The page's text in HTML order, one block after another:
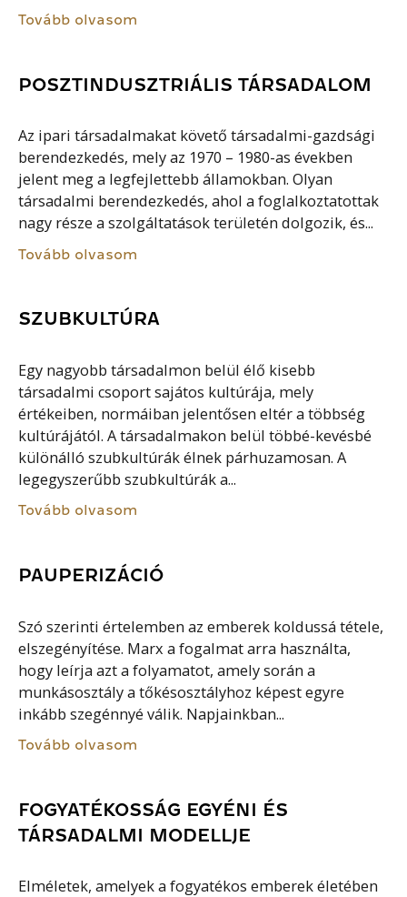
Tovább olvasom
POSZTINDUSZTRIÁLIS TÁRSADALOM
Az ipari társadalmakat követő társadalmi-gazdsági
berendezkedés, mely az 1970 – 1980-as években
jelent meg a legfejlettebb államokban. Olyan
társadalmi berendezkedés, ahol a foglalkoztatottak
nagy része a szolgáltatások területén dolgozik, és...
Tovább olvasom
SZUBKULTÚRA
Egy nagyobb társadalmon belül élő kisebb
társadalmi csoport sajátos kultúrája, mely
értékeiben, normáiban jelentősen eltér a többség
kultúrájától. A társadalmakon belül többé-kevésbé
különálló szubkultúrák élnek párhuzamosan. A
legegyszerűbb szubkultúrák a...
Tovább olvasom
PAUPERIZÁCIÓ
Szó szerinti értelemben az emberek koldussá tétele,
elszegényítése. Marx a fogalmat arra használta,
hogy leírja azt a folyamatot, amely során a
munkásosztály a tőkésosztályhoz képest egyre
inkább szegénnyé válik. Napjainkban...
Tovább olvasom
FOGYATÉKOSSÁG EGYÉNI ÉS
TÁRSADALMI MODELLJE
Elméletek, amelyek a fogyatékos emberek életében